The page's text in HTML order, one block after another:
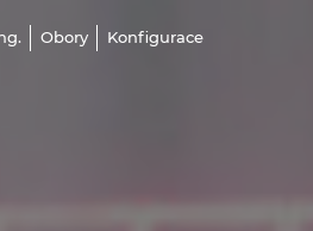
Obory Konfigurace